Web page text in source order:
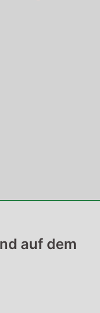
auf dem